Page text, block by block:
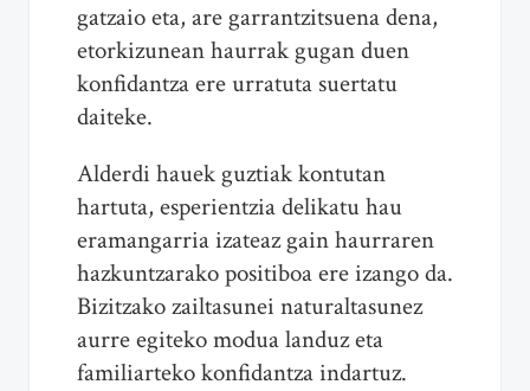
gatzaio eta, are garrantzitsuena dena,
etorkizunean haurrak gugan duen
konfidantza ere urratuta suertatu
daiteke.
Alderdi hauek guztiak kontutan
hartuta, esperientzia delikatu hau
eramangarria izateaz gain haurraren
hazkuntzarako positiboa ere izango da.
Bizitzako zailtasunei naturaltasunez
aurre egiteko modua landuz eta
familiarteko konfidantza indartuz.